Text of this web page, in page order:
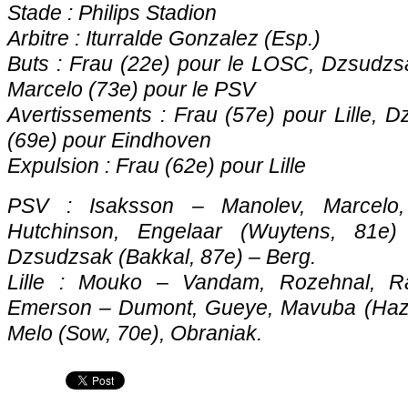
Stade : Philips Stadion
Arbitre : Iturralde Gonzalez (Esp.)
Buts : Frau (22e) pour le LOSC,
Marcelo (73e) pour le PSV
Avertissements : Frau (57e) pour Lille,
(69e) pour Eindhoven
Expulsion : Frau (62e) pour Lille
PSV : Isaksson – Manolev,
Hutchinson, Engelaar (Wuytens,
Dzsudzsak (Bakkal, 87e) – Berg.
Lille : Mouko – Vandam, Rozehnal,
Emerson – Dumont, Gueye, Mavuba
Melo (Sow, 70e), Obraniak.